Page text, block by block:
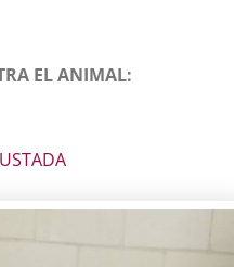
EL ANIMAL